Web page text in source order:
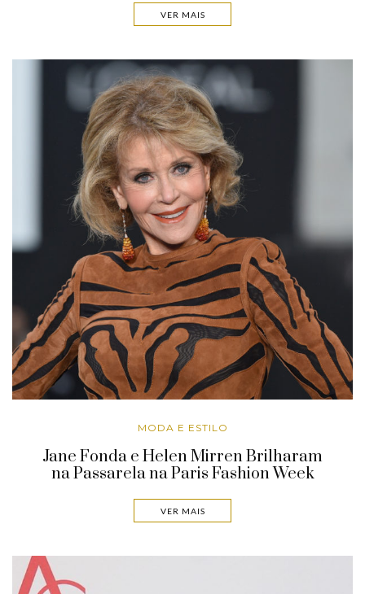
VER MAIS
MODA E ESTILO
Jane Fonda e Helen Mirren Brilharam
na Passarela na Paris Fashion Week
VER MAIS